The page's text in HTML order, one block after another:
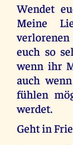
Wendet
Meine
euch so
wenn ihr
auch
fühlen
werdet.
Geht in